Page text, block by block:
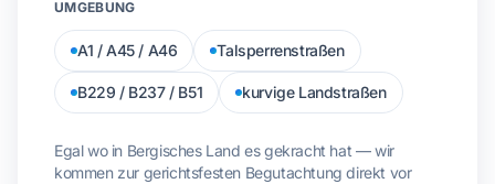
UMGEBUNG
A1 / A45 / A46 Talsperrenstraßen
B229 / B237 / B51 kurvige Landstraßen
Egal wo in Bergisches Land es gekracht hat — wir
kommen zur gerichtsfesten Begutachtung direkt vor